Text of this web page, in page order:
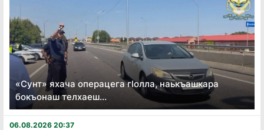
«Сунт» яхача операцега гӏолла, наькъашкара
бокъонаш телхаеш...
06.08.2026 20:37